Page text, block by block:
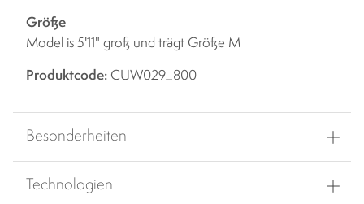
Größe
Model is 5'11" groß und trägt Größe M
Produktcode: CUW029_800
Besonderheiten
Technologien